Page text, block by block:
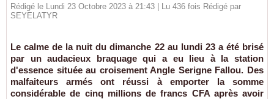
Rédigé le Lundi 23 Octobre 2023 à 21:43 | Lu 436 fois Rédigé par
SEYELATYR
Le calme de la nuit du dimanche 22 au lundi 23 a été brisé
par un audacieux braquage qui a eu lieu à la station
d'essence située au croisement Angle Serigne Fallou. Des
malfaiteurs armés ont réussi à emporter la somme
considérable de cinq millions de francs CFA après avoir